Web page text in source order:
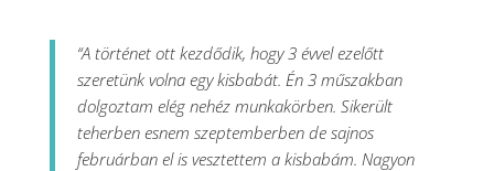
“A történet ott kezdődik, hogy 3 évvel ezelőtt
szeretünk volna egy kisbabát. Én 3 műszakban
dolgoztam elég nehéz munkakörben. Sikerült
teherben esnem szeptemberben de sajnos
februárban el is vesztettem a kisbabám. Nagyon